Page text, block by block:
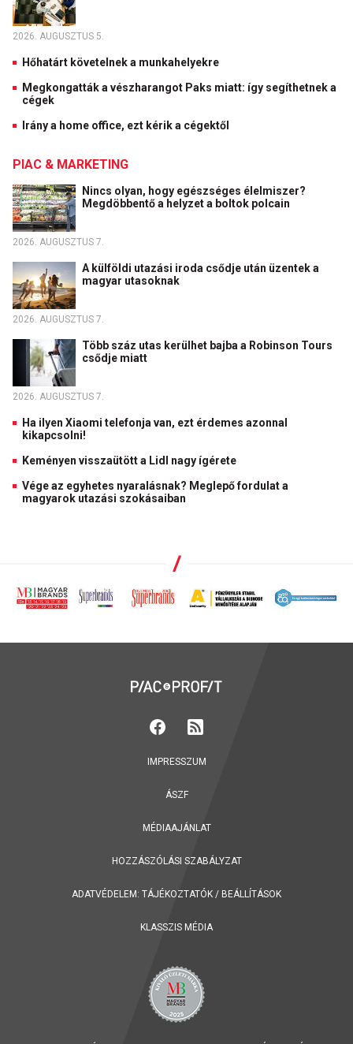
2026. AUGUSZTUS 5.
Hőhatárt követelnek a munkahelyekre
Megkongatták a vészharangot Paks miatt: így segíthetnek a
cégek
Irány a home office, ezt kérik a cégektől
PIAC & MARKETING
Nincs olyan, hogy egészséges élelmiszer?
Megdöbbentő a helyzet a boltok polcain
2026. AUGUSZTUS 7.
A külföldi utazási iroda csődje után üzentek a
magyar utasoknak
2026. AUGUSZTUS 7.
Több száz utas kerülhet bajba a Robinson Tours
csődje miatt
2026. AUGUSZTUS 7.
Ha ilyen Xiaomi telefonja van, ezt érdemes azonnal
kikapcsolni!
Keményen visszaütött a Lidl nagy ígérete
Vége az egyhetes nyaralásnak? Meglepő fordulat a
magyarok utazási szokásaiban
IMPRESSZUM
ÁSZF
MÉDIAAJÁNLAT
HOZZÁSZÓLÁSI SZABÁLYZAT
ADATVÉDELEM: TÁJÉKOZTATÓK / BEÁLLÍTÁSOK
KLASSZIS MÉDIA